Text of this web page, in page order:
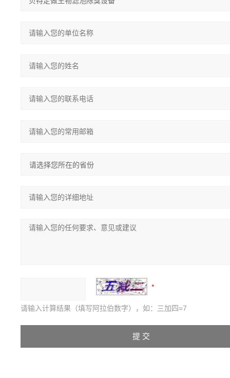
请输入计算结果（填写阿拉伯数字），如：三加四=7